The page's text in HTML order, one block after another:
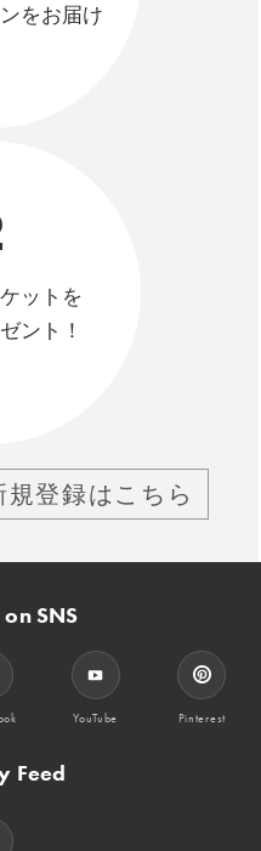
をお届け
ットを
ント！
規登録はこちら
SNS
YouTube Pinterest
Feed